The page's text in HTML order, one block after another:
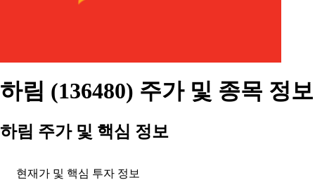
하림 (136480) 주가 및 종목 정보
하림 주가 및 핵심 정보
현재가 및 핵심 투자 정보